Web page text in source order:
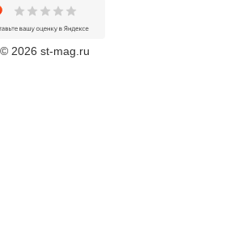
© 2026 st-mag.ru